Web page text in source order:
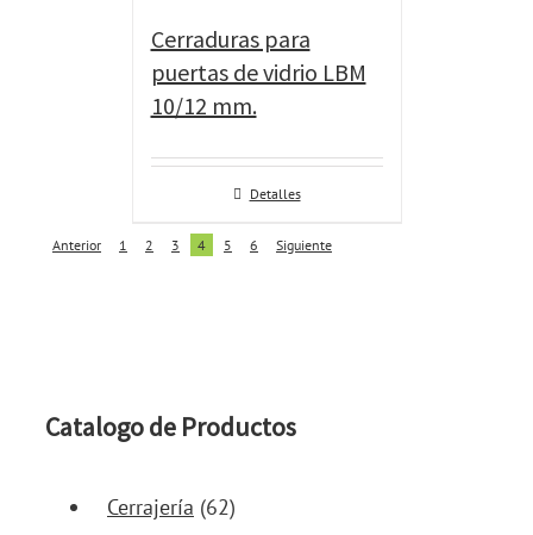
Cerraduras para
puertas de vidrio LBM
10/12 mm.
Detalles
Anterior 1 2 3 4 5 6 Siguiente
Catalogo de Productos
Cerrajería (62)